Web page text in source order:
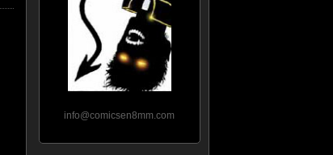
info@comicsen8mm.com